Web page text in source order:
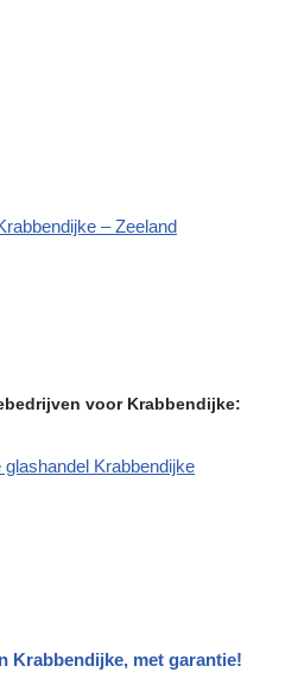
– Zeeland
voor Krabbendijke:
Krabbendijke
Krabbendijke, met garantie!